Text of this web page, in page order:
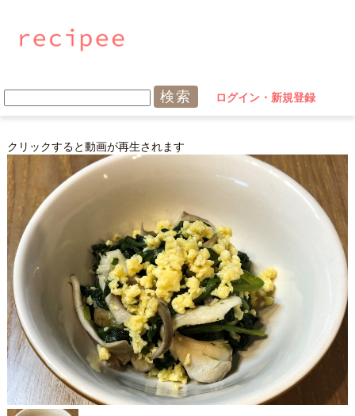
ログイン・新規登録
クリックすると動画が再生されます